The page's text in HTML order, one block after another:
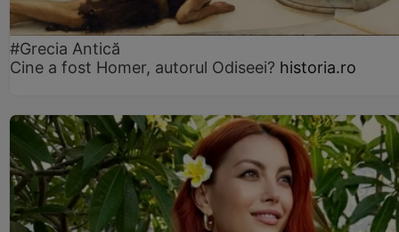
#Grecia Antică
Cine a fost Homer, autorul Odiseei? historia.ro